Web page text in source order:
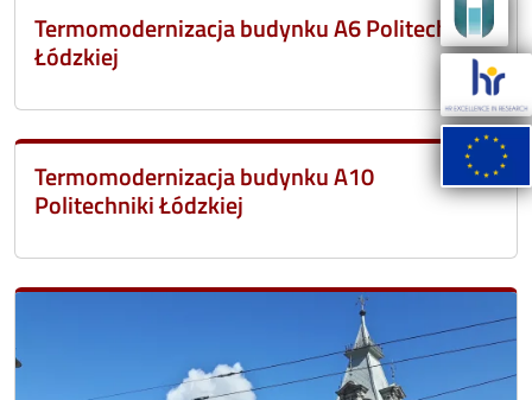
Termomodernizacja budynku A6 Politechniki
Łódzkiej
Termomodernizacja budynku A10
Politechniki Łódzkiej